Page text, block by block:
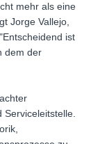
mehr als eine
Jorge Vallejo,
ist
dem der
Serviceleitstelle.